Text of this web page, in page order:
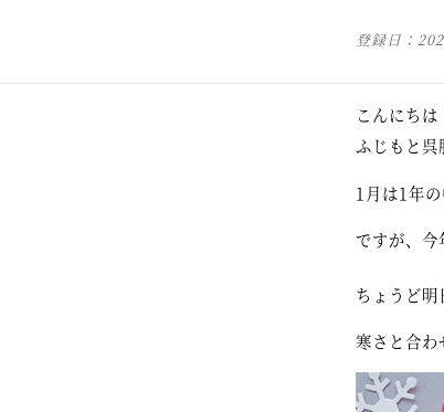
登録日：
こんにちは
ふじもと
1月は1年
ですが、今
ちょうど明
寒さと合わ